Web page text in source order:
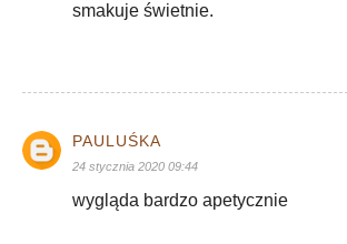
smakuje świetnie.
PAULUŚKA
24 stycznia 2020 09:44
wygląda bardzo apetycznie